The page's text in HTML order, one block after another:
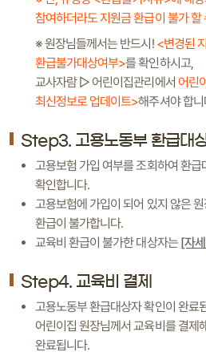
참여하더라도 지원금 환급이 불가 할
※ 원장님들께서는 반드시! <변경된
환급불가대상여부>를 확인하시고,
교사자람 ▷ 어린이집관리에서 어린
최신정보로 업데이트>해주셔야 합니
Step3. 고용노동부 환급대
고용보험 가입 여부를 조회하여 환급
확인합니다.
고용보험에 가입이 되어 있지 않은
환급이 불가합니다.
교육비 환급이 불가한 대상자는 [자
Step4. 교육비 결제
고용노동부 환급대상자 확인이 완료
어린이집 원장님께서 교육비를 결제
완료됩니다.